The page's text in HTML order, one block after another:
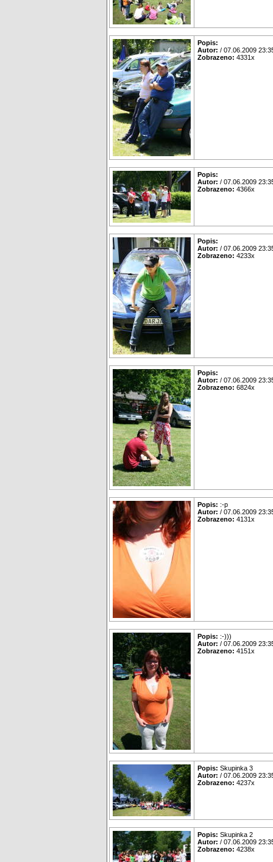
Popis:
Autor: / 07.06.2009
Zobrazeno: 4331x
Popis:
Autor: / 07.06.2009
Zobrazeno: 4366x
Popis:
Autor: / 07.06.2009
Zobrazeno: 4233x
Popis:
Autor: / 07.06.2009
Zobrazeno: 6824x
Popis: :-p
Autor: / 07.06.2009
Zobrazeno: 4131x
Popis: :-)))
Autor: / 07.06.2009
Zobrazeno: 4151x
Popis: Skupinka 3
Autor: / 07.06.2009
Zobrazeno: 4237x
Popis: Skupinka 2
Autor: / 07.06.2009
Zobrazeno: 4238x